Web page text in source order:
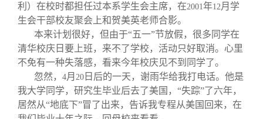
联系我们
利）在校时都担任过本系学生会主席，在2001年12 月学
生会干部校友聚会上和贺美英老师合影。
本来计划很好，但由于“五一”节放假，很多同学在
清华校庆日要上班，来不了学校，活动只好取消。心里
不免有一种失落感，看来今年校庆见不到同学了。
忽然， 4月 20 日后的一天，谢雨华给我打电话。他是
我大学同学，研究生毕业后去了美国，“失踪”了六年，
居然从“地底下”冒了出来，告诉我专程从美国回来，在